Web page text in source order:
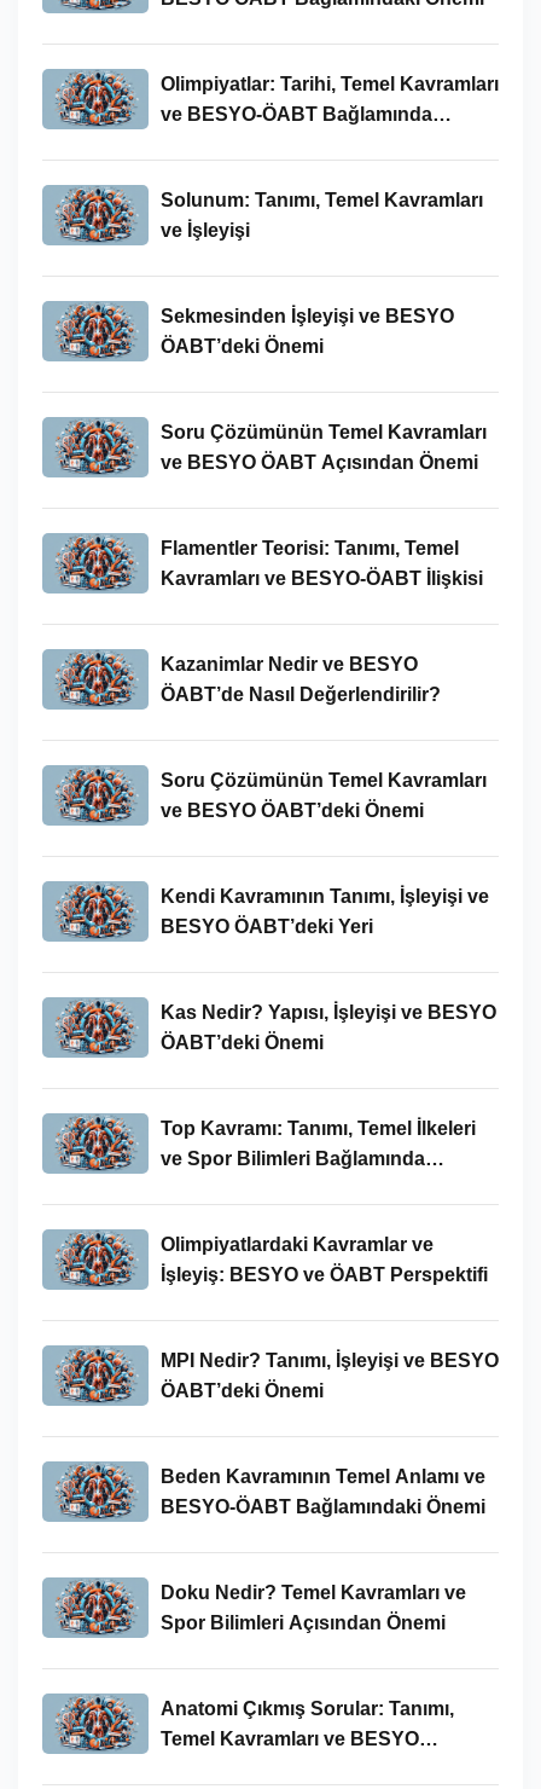
Olimpiyatlar: Tarihi, Temel Kavramları
ve BESYO-ÖABT Bağlamında
Solunum: Tanımı, Temel Kavramları
ve İşleyişi
Sekmesinden İşleyişi ve BESYO
ÖABT’deki Önemi
Soru Çözümünün Temel Kavramları
ve BESYO ÖABT Açısından Önemi
Flamentler Teorisi: Tanımı, Temel
Kavramları ve BESYO-ÖABT İlişkisi
Kazanimlar Nedir ve BESYO
ÖABT’de Nasıl Değerlendirilir?
Soru Çözümünün Temel Kavramları
ve BESYO ÖABT’deki Önemi
Kendi Kavramının Tanımı, İşleyişi ve
BESYO ÖABT’deki Yeri
Kas Nedir? Yapısı, İşleyişi ve BESYO
ÖABT’deki Önemi
Top Kavramı: Tanımı, Temel İlkeleri
ve Spor Bilimleri Bağlamında
Olimpiyatlardaki Kavramlar ve
İşleyiş: BESYO ve ÖABT Perspektifi
MPI Nedir? Tanımı, İşleyişi ve BESYO
ÖABT’deki Önemi
Beden Kavramının Temel Anlamı ve
BESYO-ÖABT Bağlamındaki Önemi
Doku Nedir? Temel Kavramları ve
Spor Bilimleri Açısından Önemi
Anatomi Çıkmış Sorular: Tanımı,
Temel Kavramları ve BESYO